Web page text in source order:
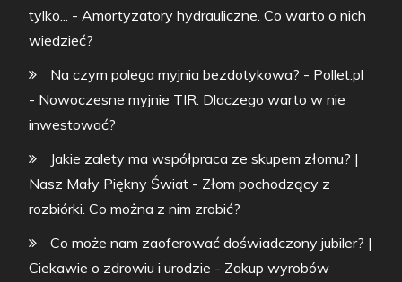
tylko... -Amortyzatory hydrauliczne. Co warto o nich
wiedzieć?
Na czym polega myjnia bezdotykowa? - Pollet.pl
- Nowoczesne myjnie TIR. Dlaczego warto w nie
inwestować?
Jakie zalety ma współpraca ze skupem złomu? |
Nasz Mały Piękny Świat - Złom pochodzący z
rozbiórki. Co można z nim zrobić?
Co może nam zaoferować doświadczony jubiler? |
Ciekawie o zdrowiu i urodzie - Zakup wyrobów